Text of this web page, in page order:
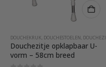
DOUCHEKRUK, DOUCHESTOELEN, DOUCHEZITJES
Douchezitje opklapbaar U-
vorm – 58cm breed